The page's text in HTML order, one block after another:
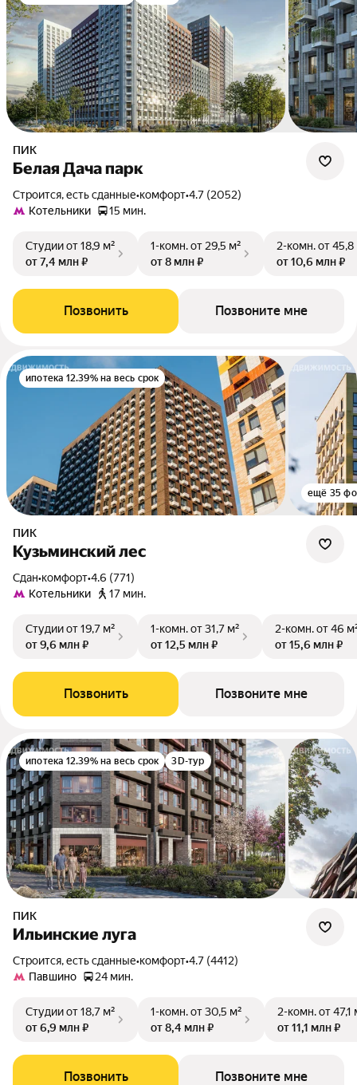
ПИК
Белая Дача парк
Строится, есть сданные•комфорт•4.7 (2052)
Котельники
15 мин.
Студииот 18,9 м²
от 7,4 млн ₽
1-комн.от 29,5 м²
от 8 млн ₽
2-комн.от 45,8
от 10,6 млн ₽
Позвонить Позвоните мне
ипотека 12.39% на весь срок
ещё 35
ПИК
Кузьминский лес
Сдан•комфорт•4.6 (771)
Котельники
17 мин.
Студииот 19,7 м²
от 9,6 млн ₽
1-комн.от 31,7 м²
от 12,5 млн ₽
2-комн.от 46
от 15,6 млн ₽
Позвонить Позвоните мне
ипотека 12.39% на весь срок 3D-тур
ПИК
Ильинские луга
Строится, есть сданные•комфорт•4.7 (4412)
Павшино
24 мин.
Студииот 18,7 м²
от 6,9 млн ₽
1-комн.от 30,5 м²
от 8,4 млн ₽
2-комн.от 47,1
от 11,1 млн ₽
Позвонить Позвоните мне